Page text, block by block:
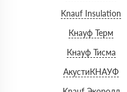
Knauf Insulation
Кнауф Терм
Кнауф Тисма
АкустиКНАУФ